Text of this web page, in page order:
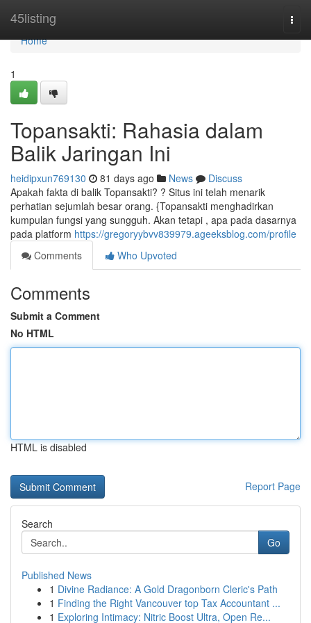
45listing
Home
Home
1
Topansakti: Rahasia dalam
Balik Jaringan Ini
heidipxun769130 81 days ago News
Discuss
Apakah fakta di balik Topansakti? ? Situs ini telah menarik
perhatian sejumlah besar orang. {Topansakti menghadirkan
kumpulan fungsi yang sungguh. Akan tetapi , apa pada dasarnya
pada platform https://gregoryybvv839979.ageeksblog.com/profile
Comments
Who Upvoted
Comments
Submit a Comment
No HTML
HTML is disabled
Report Page
Search
Go
Published News
1 Divine Radiance: A Gold Dragonborn Cleric's Path
1 Finding the Right Vancouver top Tax Accountant ...
1 Exploring Intimacy: Nitric Boost Ultra, Open Re...